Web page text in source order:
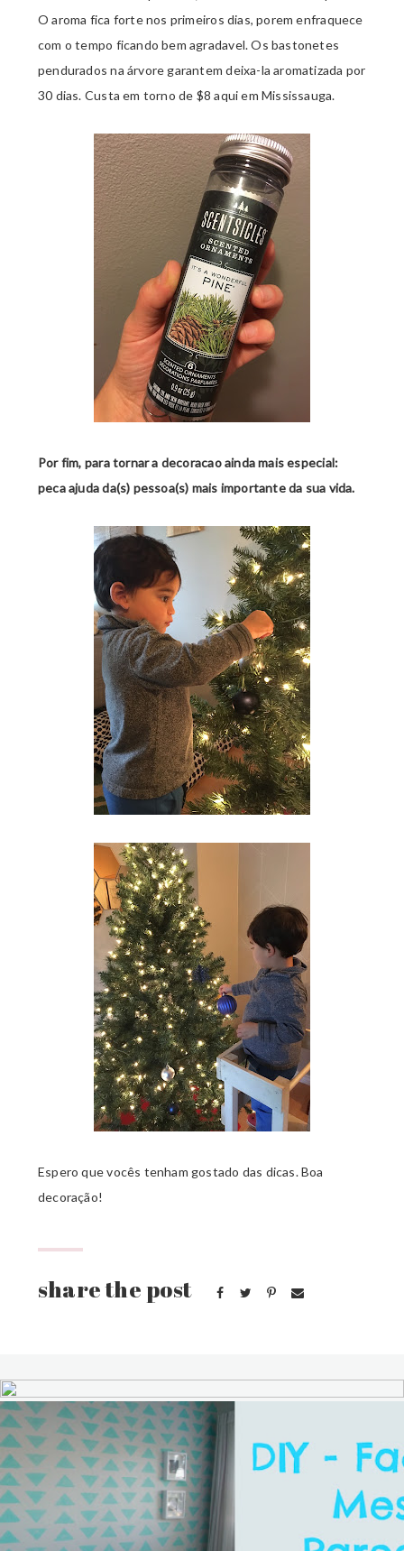
O aroma fica forte nos primeiros dias, porem enfraquece
com o tempo ficando bem agradavel. Os bastonetes
pendurados na árvore garantem deixa-la aromatizada por
30 dias. Custa em torno de $8 aqui em Mississauga.
Por fim, para tornar a decoracao ainda mais especial:
peca ajuda da(s) pessoa(s) mais importante da sua vida.
Espero que vocês tenham gostado das dicas. Boa
decoração!